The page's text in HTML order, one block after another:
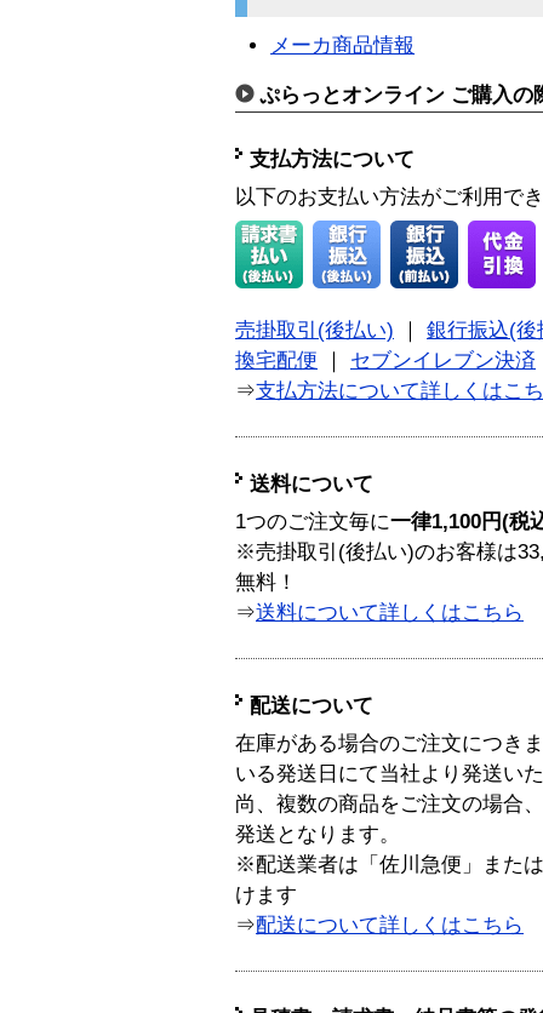
メーカ商品情報
ぷらっとオンライン ご購入の
支払方法について
以下のお支払い方法がご利用で
売掛取引(後払い)
銀行振込(後
換宅配便
セブンイレブン決済
⇒支払方法について詳しくはこ
送料について
1つのご注文毎に一律1,100円(税
※売掛取引(後払い)のお客様は
無料！
⇒送料について詳しくはこちら
配送について
在庫がある場合のご注文につき
いる発送日にて当社より発送い
尚、複数の商品をご注文の場合
発送となります。
※配送業者は「佐川急便」また
けます
⇒配送について詳しくはこちら